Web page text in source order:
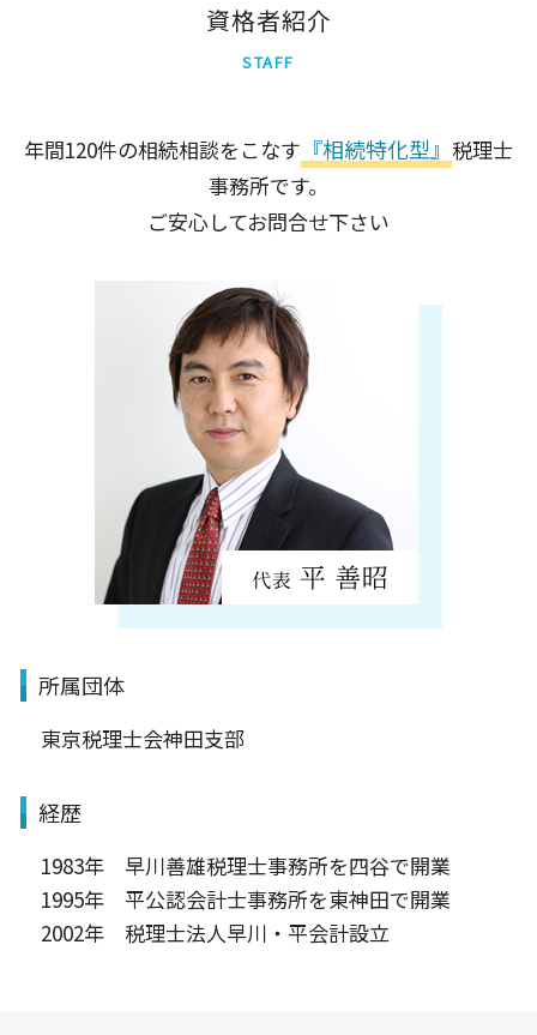
墨田区
資格者紹介
STAFF
年間120件の相続相談をこなす 『相続特化型』 税理士
事務所です。
ご安心してお問合せ下さい
所属団体
東京税理士会神田支部
経歴
1983年 早川善雄税理士事務所を四谷で開業
1995年 平公認会計士事務所を東神田で開業
2002年 税理士法人早川・平会計設立